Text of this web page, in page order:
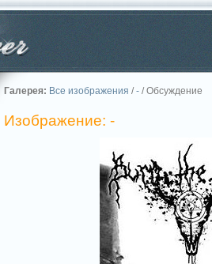
Галерея: Все изображения /- / Обсуждение
Изображение: -